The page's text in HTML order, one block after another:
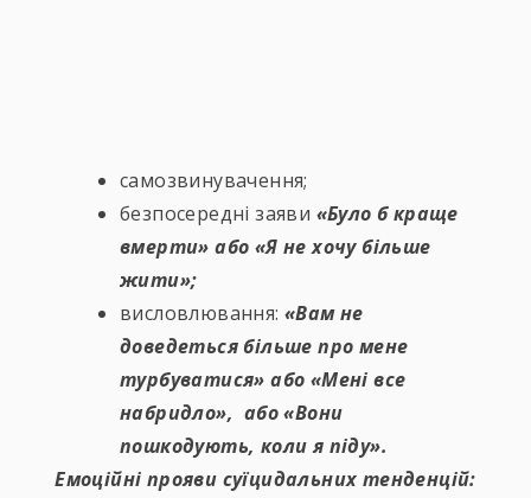
самозвинувачення;
безпосередні заяви «Було б краще
вмерти» або «Я не хочу більше
жити»;
висловлювання: «Вам не
доведеться більше про мене
турбуватися» або «Мені все
набридло», aбо «Вони
пошкодують, коли я піду».
Емоційні прояви суїцидальних тенденцій: